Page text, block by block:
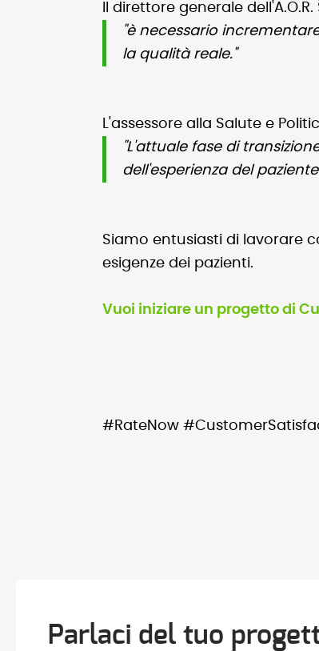
Il direttore generale
"è necessario
la qualità reale."
L'assessore alla Salute e
"L'attuale fase di
dell'esperienza del
Siamo entusiasti di lavorare
esigenze dei pazienti.
Vuoi iniziare un progetto di
#RateNow
Parlaci del tuo